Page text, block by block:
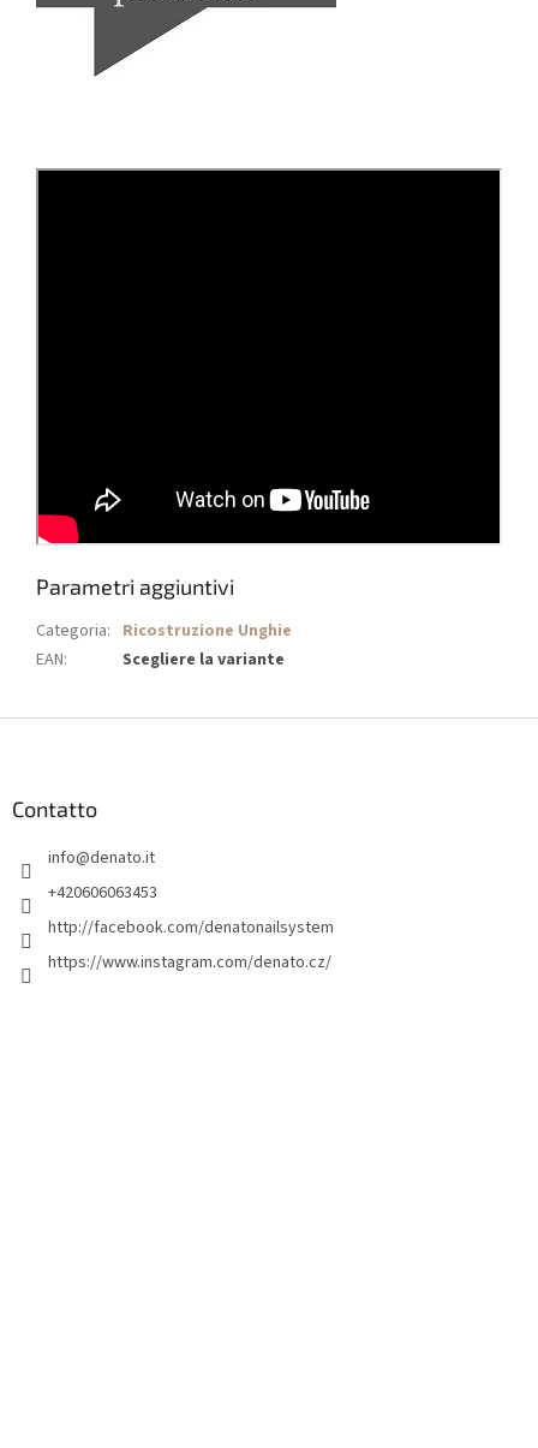
Parametri aggiuntivi
Categoria: Ricostruzione Unghie
EAN: Scegliere la variante
Contatto
info@denato.it
+420606063453
http://facebook.com/denatonailsystem
https://www.instagram.com/denato.cz/